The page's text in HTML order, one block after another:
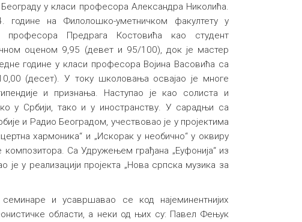
Београду у класи професора Александра Николића.
године на Филолошко-уметничком факултету у
професора Предрага Костовића као студент
оценом 9,95 (девет и 95/100), док је мастер
године у класи професора Војина Васовића са
(десет). У току школовања освајао је многе
и признања. Наступао је као солиста и
у Србији, тако и у иностранству. У сарадњи са
и Радио Београдом, учествовао је у пројектима
хармоника“ и „Искорак у необично“ у оквиру
композитора. Са Удружењем грађана „Еуфонија“ из
је у реализацији пројекта „Нова српска музика за
и усавршавао се код најеминентнијих
области, а неки од њих су: Павел Фењук